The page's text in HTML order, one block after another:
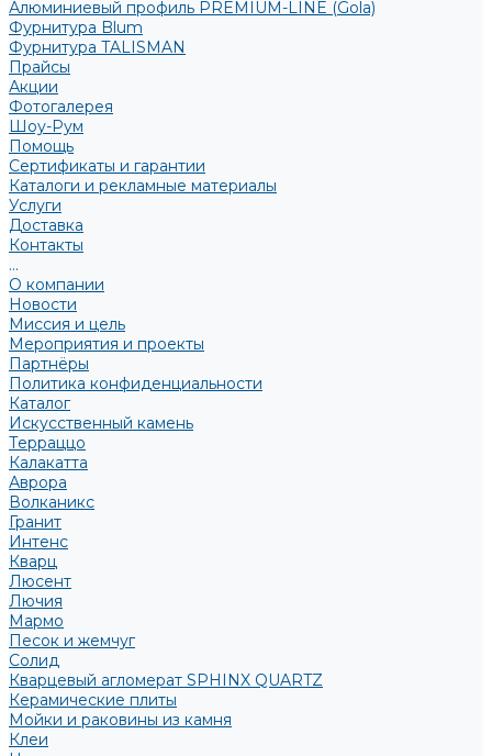
Алюминиевый профиль PREMIUM-LINE (Gola)
Фурнитура Blum
Фурнитура TALISMAN
Прайсы
Акции
Фотогалерея
Шоу-Рум
Помощь
Сертификаты и гарантии
Каталоги и рекламные материалы
Услуги
Доставка
Контакты
...
О компании
Новости
Миссия и цель
Мероприятия и проекты
Партнёры
Политика конфиденциальности
Каталог
Искусственный камень
Терраццо
Калакатта
Аврора
Волканикс
Гранит
Интенс
Кварц
Люсент
Лючия
Мармо
Песок и жемчуг
Солид
Кварцевый агломерат SPHINX QUARTZ
Керамические плиты
Мойки и раковины из камня
Клеи